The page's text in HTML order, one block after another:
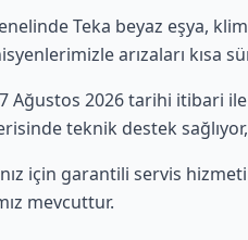
Teka beyaz eşya,
arızaları kısa
Ağustos 2026 tarihi itibari
teknik destek
için garantili servis
mevcuttur.